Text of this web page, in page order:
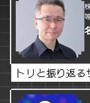
トリと振り返